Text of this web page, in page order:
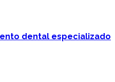
dental especializado